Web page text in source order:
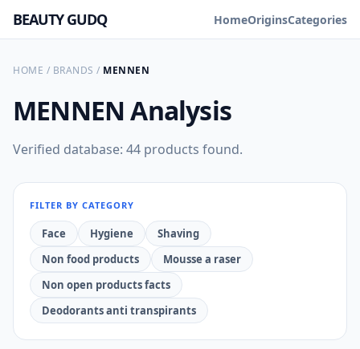
BEAUTY GUDQ HomeOriginsCategories
HOME / BRANDS / MENNEN
MENNENAnalysis
Verified database: 44 products found.
FILTER BY CATEGORY
Face Hygiene
Shaving
Non food products
Mousse a raser
Non open products facts
Deodorants anti transpirants